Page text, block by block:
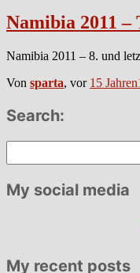
Namibia 2011
Namibia 2011 – 8. und
Von sparta, vor 15 Jahren
Search:
My social media
My recent posts